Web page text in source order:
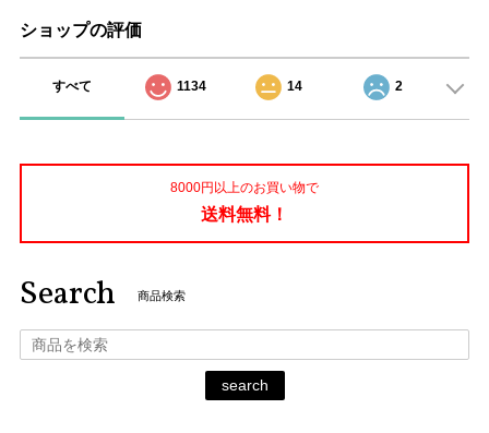
ショップの評価
すべて 1134 14 2
8000円以上のお買い物で
送料無料！
Search 商品検索
search